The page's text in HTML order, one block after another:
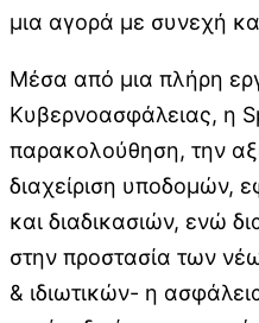
μια αγορά με συνεχή
Μέσα από μια πλήρη
Κυβερνοασφάλειας, η
παρακολούθηση, την
διαχείριση υποδομών,
και διαδικασιών, ενώ
στην προστασία των
& ιδιωτικών- η